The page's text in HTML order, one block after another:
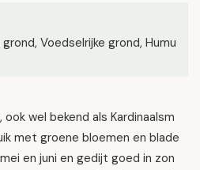
Voedselrijke grond, Humu
wel bekend als Kardinaalsm
met groene bloemen en blade
en juni en gedijt goed in zon